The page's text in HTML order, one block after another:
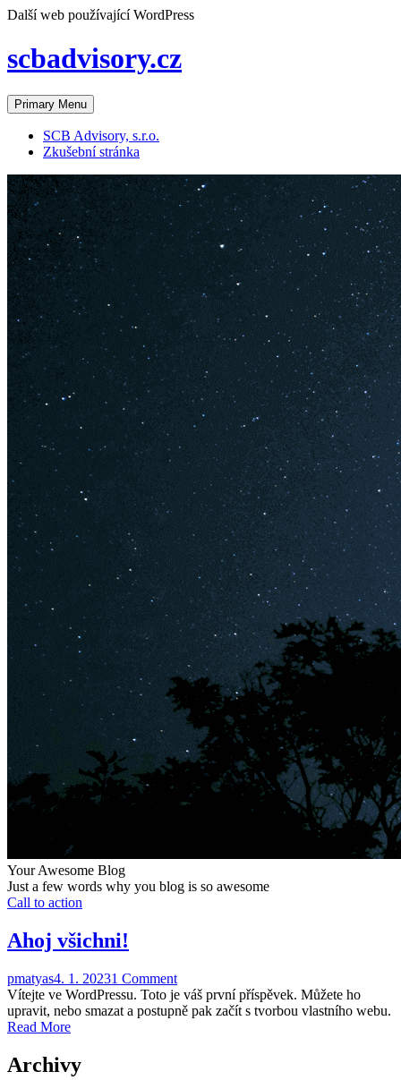
Skip
content
Další web používající WordPress
scbadvisory.cz
Primary Menu
SCB Advisory, s.r.o.
Zkušební stránka
Your Awesome Blog
Just a few words why you blog is so awesome
Call to action
Ahoj všichni!
pmatyas4. 1. 20231 Comment
Vítejte ve WordPressu. Toto je váš první příspěvek. Můžete ho
upravit, nebo smazat a postupně pak začít s tvorbou vlastního webu.
Read More
Archivy